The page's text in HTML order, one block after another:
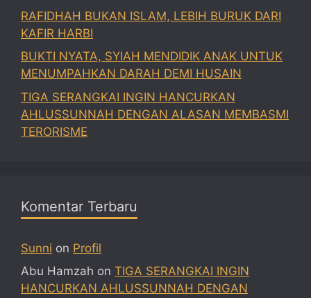
RAFIDHAH BUKAN ISLAM, LEBIH BURUK DARI
KAFIR HARBI
BUKTI NYATA, SYIAH MENDIDIK ANAK UNTUK
MENUMPAHKAN DARAH DEMI HUSAIN
TIGA SERANGKAI INGIN HANCURKAN
AHLUSSUNNAH DENGAN ALASAN MEMBASMI
TERORISME
Komentar Terbaru
Sunni on Profil
Abu Hamzah on TIGA SERANGKAI INGIN
HANCURKAN AHLUSSUNNAH DENGAN